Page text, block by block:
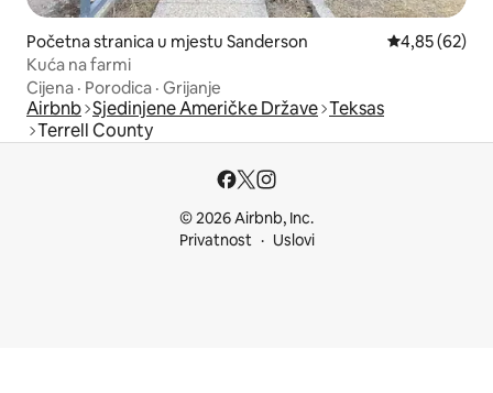
Početna stranica u mjestu Sanderson prosječna
4,85 (62)
Kuća na farmi
Cijena · Porodica · Grijanje
Airbnb Sjedinjene Američke Države Teksas
Terrell County
© 2026 Airbnb, Inc.
Privatnost
Uslovi